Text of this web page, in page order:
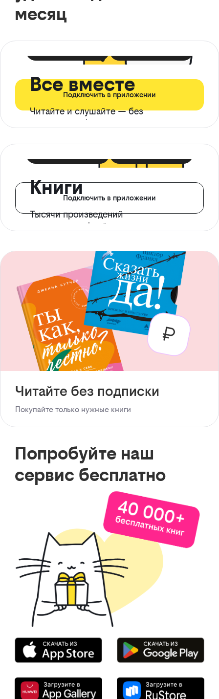
месяц
Все вместе
Читайте и слушайте — без
ограничений*
Подключить в приложении
Книги
Тысячи произведений
с доступом офлайн
Подключить в приложении
Читайте без подписки
Покупайте только нужные книги
Попробуйте наш
сервис бесплатно